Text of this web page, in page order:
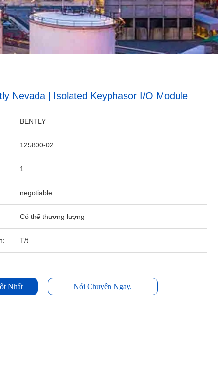
Nevada | Isolated Keyphasor I/O Module
BENTLY
125800-02
1
negotiable
Có thể thương lượng
T/t
Nhất Nói Chuyện Ngay.